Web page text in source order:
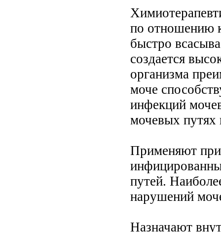
по отношению
быстро
создается
организма
моче
инфекций
мочевых путях
Применяют при
путей.
нарушений
Назначают